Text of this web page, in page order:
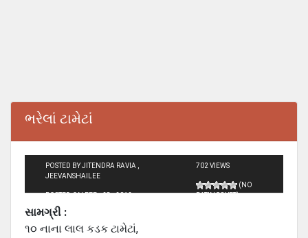
ભરેલાં ટામેટાં
POSTED BY JITENDRA RAVIA ,
JEEVANSHAILEE
POSTED ON FEB - 28 - 2012
702 VIEWS
(NO
RATINGS YET)
સામગ્રી :
૧૦ નાના લાલ કડક ટામેટાં,